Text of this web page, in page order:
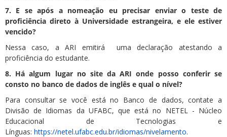
7. E se após a nomeação eu precisar enviar o teste de
proficiência direto à Universidade estrangeira, e ele estiver
vencido?
Nessa caso, a ARI emitirá uma declaração atestando a
proficiência do estudante.
8. Há algum lugar no site da ARI onde posso conferir se
consto no banco de dados de inglês e qual o nível?
Para consultar se você está no Banco de dados, contate a
Divisão de Idiomas da UFABC, que está no NETEL - Núcleo
Educacional de Tecnologias e
Línguas: https://netel.ufabc.edu.br/idiomas/nivelamento.